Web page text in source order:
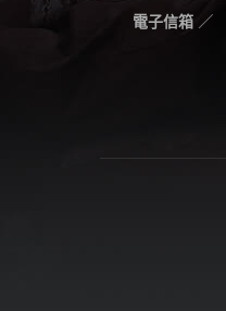
電子信箱